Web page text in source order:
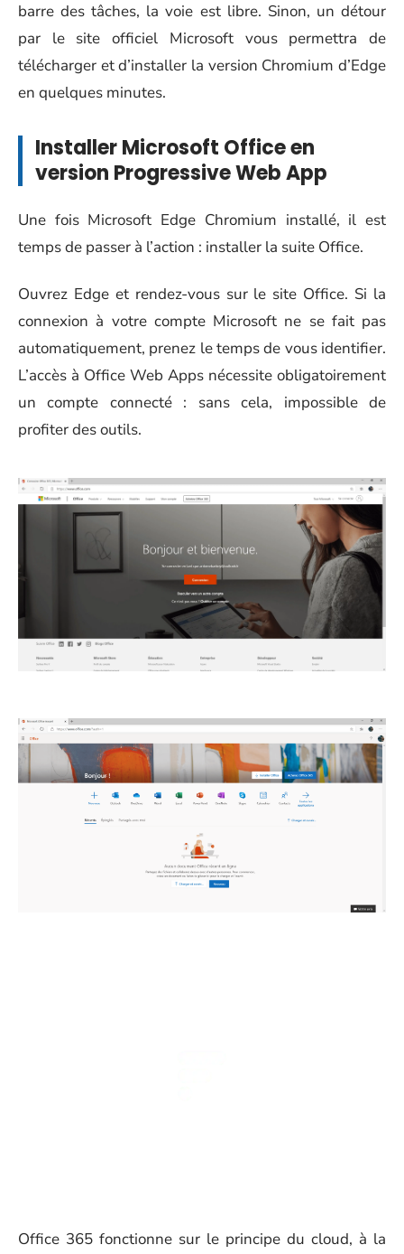
barre des tâches, la voie est libre. Sinon, un détour
par le site officiel Microsoft vous permettra de
télécharger et d’installer la version Chromium d’Edge
en quelques minutes.
Installer Microsoft Office en
version Progressive Web App
Une fois Microsoft Edge Chromium installé, il est
temps de passer à l’action : installer la suite Office.
Ouvrez Edge et rendez-vous sur le site Office. Si la
connexion à votre compte Microsoft ne se fait pas
automatiquement, prenez le temps de vous identifier.
L’accès à Office Web Apps nécessite obligatoirement
un compte connecté : sans cela, impossible de
profiter des outils.
Office 365 fonctionne sur le principe du cloud, à la